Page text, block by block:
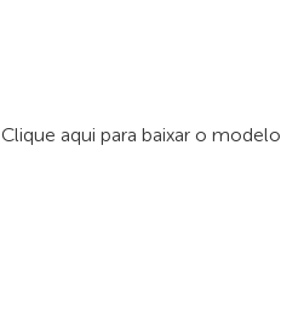
Clique aqui para baixar o modelo.